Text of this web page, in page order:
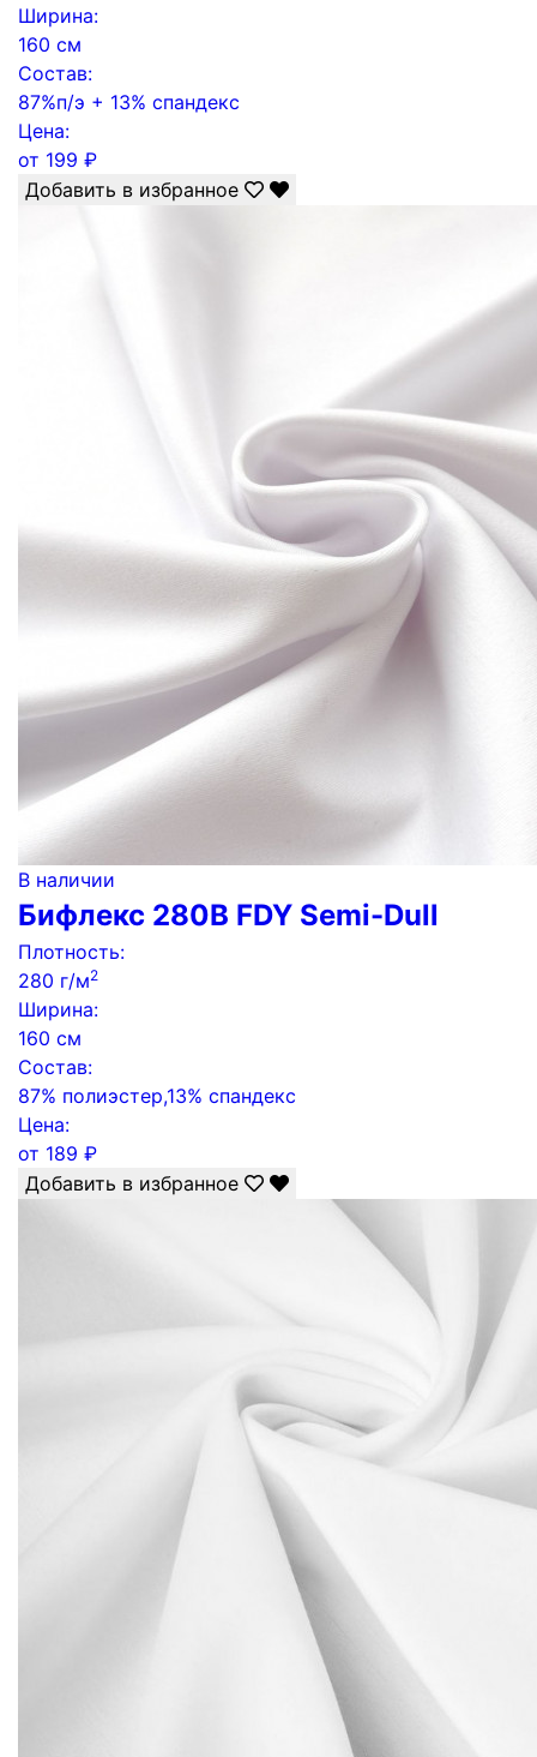
Ширина:
160 см
Состав:
87%п/э + 13% спандекс
Цена:
от 199 ₽
Добавить в избранное
В наличии
Бифлекс 280B FDY Semi-Dull
Плотность:
280 г/м2
Ширина:
160 см
Состав:
87% полиэстер,13% спандекс
Цена:
от 189 ₽
Добавить в избранное